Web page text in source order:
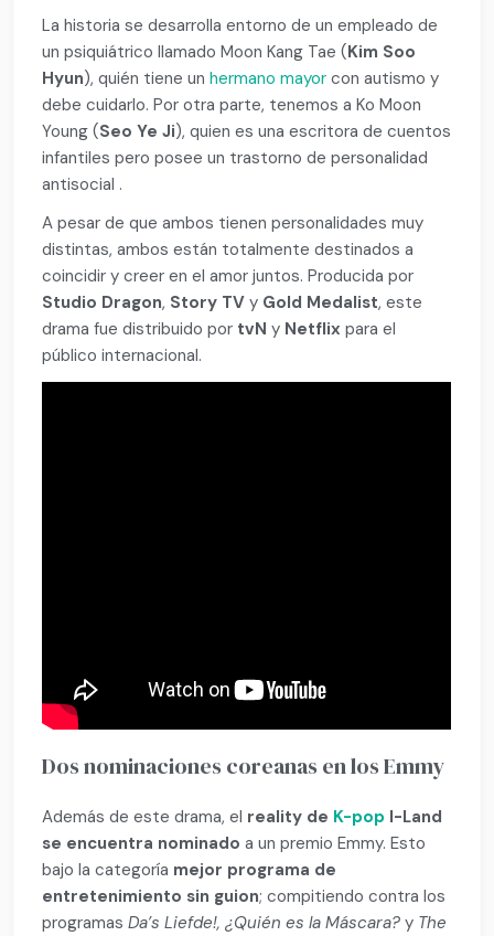
La historia se desarrolla entorno de un empleado de
un psiquiátrico llamado Moon Kang Tae (Kim Soo
Hyun), quién tiene unhermano mayor con autismo y
debe cuidarlo. Por otra parte, tenemos a Ko Moon
Young(Seo Ye Ji), quien es una escritora de cuentos
infantiles pero posee un trastorno de personalidad
antisocial .
A pesar de que ambos tienen personalidades muy
distintas, ambos están totalmente destinados a
coincidir y creer en el amor juntos. Producida por
Studio Dragon, Story TV y Gold Medalist, este
drama fue distribuido por tvN y Netflixpara el
público internacional.
Dos nominaciones coreanas en los Emmy
Además de este drama, el reality de K-pop I-Land
se encuentra nominado a un premio Emmy. Esto
bajo la categoría mejor programa de
entretenimiento sin guion; compitiendo contra los
programasDa’s Liefde!, ¿Quién es la Máscara?y The